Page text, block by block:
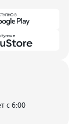
с 6:00